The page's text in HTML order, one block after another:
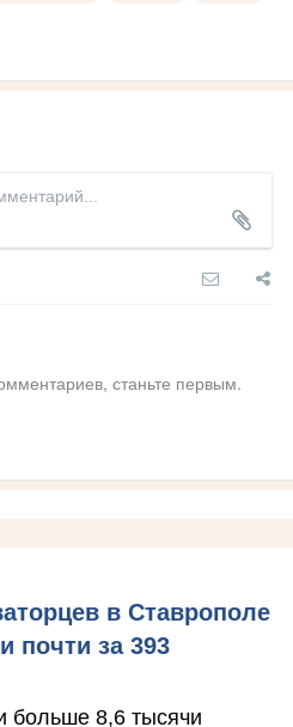
станьте первым.
в Ставрополе
почти за 393
больше 8,6 тысячи